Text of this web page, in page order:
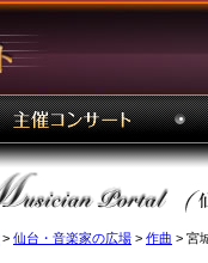
> 仙台・音楽家の広場 > 作曲 > 宮